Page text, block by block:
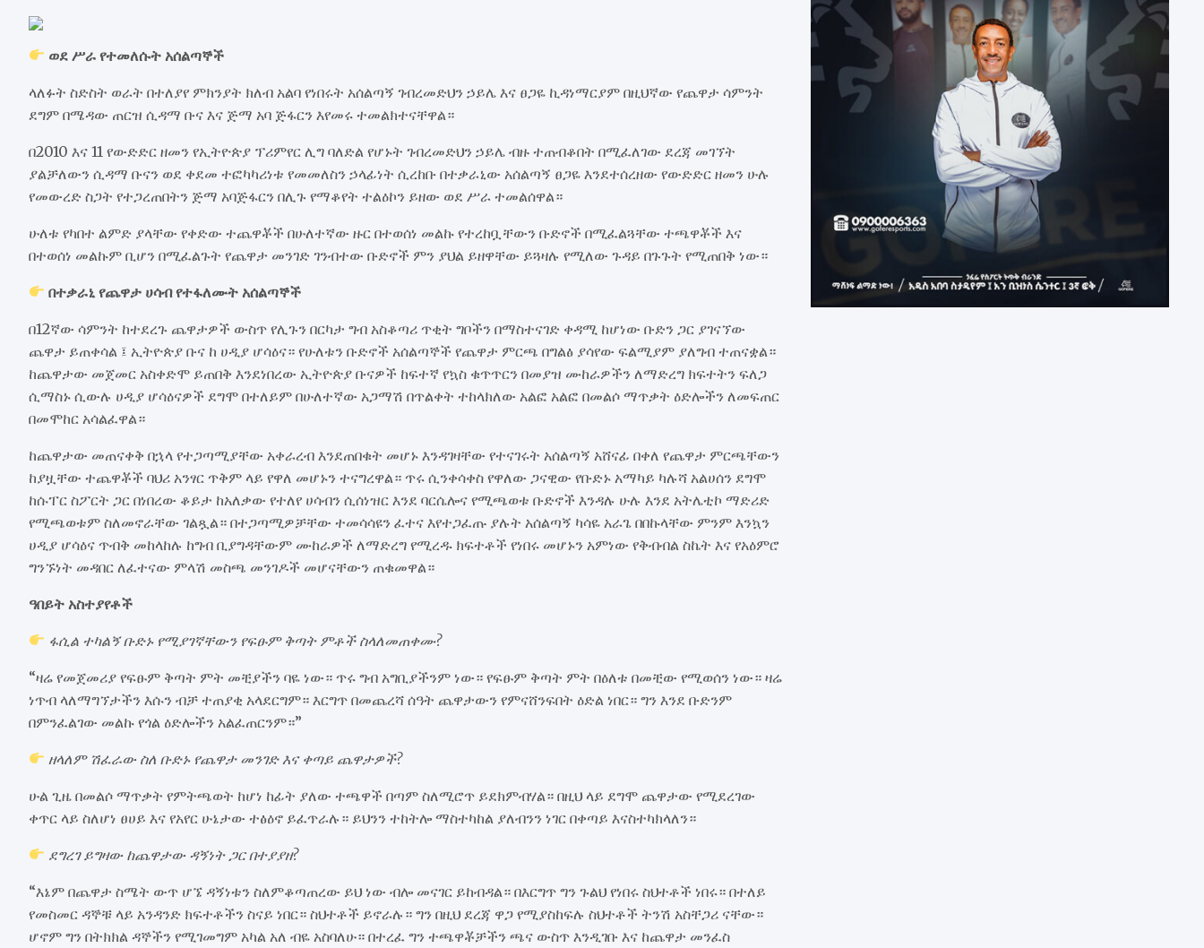
ወደ ሥራ የተመለሱት አሰልጣኞች
ላለፉት ስድስት ወራት በተለያየ ምክንያት ክለብ አልባ የነበሩት አሰልጣኝ ገብረመድህን ኃይሌ እና ፀጋዬ ኪዳነማርያም በዚህኛው የጨዋታ ሳምንት
ደግም በሜዳው ጠርዝ ሲዳማ ቡና እና ጅማ አባ ጅፋርን እየመሩ ተመልክተናቸዋል።
በ2010 እና 11 የውድድር ዘመን የኢትዮጵያ ፕሪምየር ሊግ ባለድል የሆኑት ገብረመድህን ኃይሌ ብዙ ተጠብቆበት በሚፈለገው ደረጃ መገኘት
ያልቻለውን ሲዳማ ቡናን ወደ ቀደመ ተፎካካሪነቱ የመመለስን ኃላፊነት ሲረከቡ በተቃራኒው አሰልጣኝ ፀጋዬ እንደተሰረዘው የውድድር ዘመን ሁሉ
የመውረድ ስጋት የተጋረጠበትን ጅማ አባጅፋርን በሊጉ የማቆየት ተልዕኮን ይዘው ወደ ሥራ ተመልሰዋል።
ሁለቱ የካበተ ልምድ ያላቸው የቀድው ተጨዋቾች በሁለተኛው ዙር በተወሰነ መልኩ የተረከቧቸውን ቡድኖች በሚፈልጓቸው ተጫዋቾች እና
በተወሰነ መልኩም ቢሆን በሚፈልጉት የጨዋታ መንገድ ገንብተው ቡድኖች ምን ያህል ይዘዋቸው ይጓዛሉ የሚለው ጉዳይ በጉጉት የሚጠበቅ ነው።
በተቃራኒ የጨዋታ ሀሳብ የተፋለሙት አሰልጣኞች
በ12ኛው ሳምንት ከተደረጉ ጨዋታዎች ውስጥ የሊጉን በርካታ ግብ አስቆጣሪ ጥቂት ግቦችን በማስተናገድ ቀዳሚ ከሆነው ቡድን ጋር ያገናኘው
ጨዋታ ይጠቀሳል ፤ ኢትዮጵያ ቡና ከ ሀዲያ ሆሳዕና። የሁለቱን ቡድኖች አሰልጣኞች የጨዋታ ምርጫ በግልፅ ያሳየው ፍልሚያም ያለግብ ተጠናቋል።
ከጨዋታው መጀመር አስቀድሞ ይጠበቅ እንደነበረው ኢትዮጵያ ቡናዎች ከፍተኛ የኳስ ቁጥጥርን በመያዝ ሙከራዎችን ለማድረግ ክፍተትን ፍለጋ
ሲማስኑ ሲውሉ ሀዲያ ሆሳዕናዎች ደግሞ በተለይም በሁለተኛው አጋማሽ በጥልቀት ተከላክለው አልፎ አልፎ በመልሶ ማጥቃት ዕድሎችን ለመፍጠር
በመሞከር አሳልፈዋል።
ከጨዋታው መጠናቀቅ በኋላ የተጋጣሚያቸው አቀራረብ እንደጠበቁት መሆኑ እንዳገዛቸው የተናገሩት አሰልጣኝ አሸናፊ በቀለ የጨዋታ ምርጫቸውን
ከያዟቸው ተጨዋቾች ባህሪ አንፃር ጥቅም ላይ የዋለ መሆኑን ተናግረዋል። ጥሩ ሲንቀሳቀስ የዋለው ጋናዊው የቡድኑ አማካይ ካሉሻ አልሀሰን ደግሞ
ከሱፐር ስፖርት ጋር በነበረው ቆይታ ከአለቃው የተለየ ሀሳብን ሲሰነዝር እንደ ባርሴሎና የሚጫወቱ ቡድኖች እንዳሉ ሁሉ እንደ አትሌቲኮ ማድሪድ
የሚጫወቱም ስለመኖራቸው ገልጿል። በተጋጣሚዎቻቸው ተመሳሳዩን ፈተና እየተጋፈጡ ያሉት አሰልጣኝ ካሳዬ አራጌ በበኩላቸው ምንም እንኳን
ሀዲያ ሆሳዕና ጥብቅ መከላከሉ ከግብ ቢያግዳቸውም ሙከራዎች ለማድረግ የሚረዱ ክፍተቶች የነበሩ መሆኑን አምነው የቅብብል ስኬት እና የአዕምሮ
ግንኙነት መዳበር ለፈተናው ምላሽ መስጫ መንገዶች መሆናቸውን ጠቁመዋል።
ዓበይት አስተያየቶች
ፋሲል ተካልኝ ቡድኑ የሚያገኛቸውን የፍፁም ቅጣት ምቶች ስላለመጠቀሙ?
“ዛሬ የመጀመሪያ የፍፁም ቅጣት ምት መቺያችን ባዬ ነው። ጥሩ ግብ አግቢያችንም ነው። የፍፁም ቅጣት ምት በዕለቱ በመቺው የሚወሰን ነው። ዛሬ
ነጥብ ላለማግኘታችን እሱን ብቻ ተጠያቂ አላደርግም። እርግጥ በመጨረሻ ሰዓት ጨዋታውን የምናሸንፍበት ዕድል ነበር። ግን እንደ ቡድንም
በምንፈልገው መልኩ የጎል ዕድሎችን አልፈጠርንም።”
ዘላለም ሽፈራው ስለ ቡድኑ የጨዋታ መንገድ እና ቀጣይ ጨዋታዎች?
ሁል ጊዜ በመልሶ ማጥቃት የምትጫወት ከሆነ ከፊት ያለው ተጫዋች በጣም ስለሚሮጥ ይደክምብሃል። በዚህ ላይ ደግሞ ጨዋታው የሚደረገው
ቀጥር ላይ ስለሆነ ፀሀይ እና የአየር ሁኔታው ተፅዕኖ ይፈጥራሉ። ይህንን ተከትሎ ማስተካከል ያለብንን ነገር በቀጣይ እናስተካክላለን።
ደግረገ ይግዛው ከጨዋታው ዳኝነት ጋር በተያያዘ?
“እኔም በጨዋታ ስሜት ውጥ ሆኜ ዳኝነቱን ስለምቆጣጠረው ይህ ነው ብሎ መናገር ይከብዳል። በእርግጥ ግን ጉልህ የነበሩ ስህተቶች ነበሩ። በተለይ
የመስመር ዳኞቹ ላይ አንዳንድ ክፍተቶችን ስናይ ነበር። ስህተቶች ይኖራሉ። ግን በዚህ ደረጃ ዋጋ የሚያስከፍሉ ስህተቶች ትንሽ አስቸጋሪ ናቸው።
ሆኖም ግን በትክክል ዳኞችን የሚገመግም አካል አለ ብዬ አስባለሁ። በተረፈ ግን ተጫዋቾቻችን ጫና ውስጥ እንዲገቡ እና ከጨዋታ መንፈስ